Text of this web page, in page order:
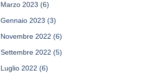
Marzo 2023 (6)
Gennaio 2023 (3)
Novembre 2022 (6)
Settembre 2022 (5)
Luglio 2022 (6)